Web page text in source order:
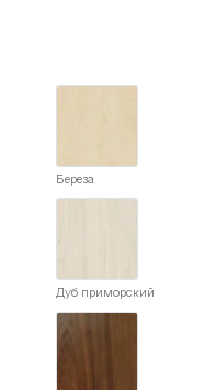
Береза
Дуб приморский